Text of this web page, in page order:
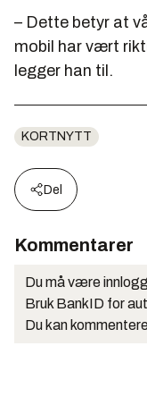
– Dette betyr at
mobil har vært
legger han til.
KORTNYTT
Del
Kommentarer
Du må være
Bruk BankID for
Du kan